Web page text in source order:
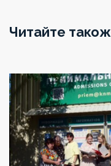
Читайте також